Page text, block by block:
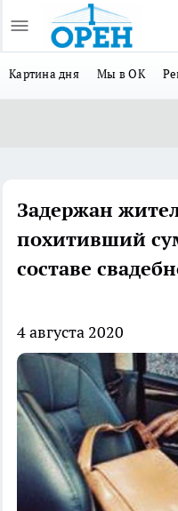
Картина дня Мы в ОК
Задержан
похитивший
составе
4 августа 2020